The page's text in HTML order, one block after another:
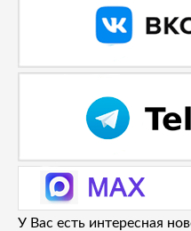
У Вас есть интересная